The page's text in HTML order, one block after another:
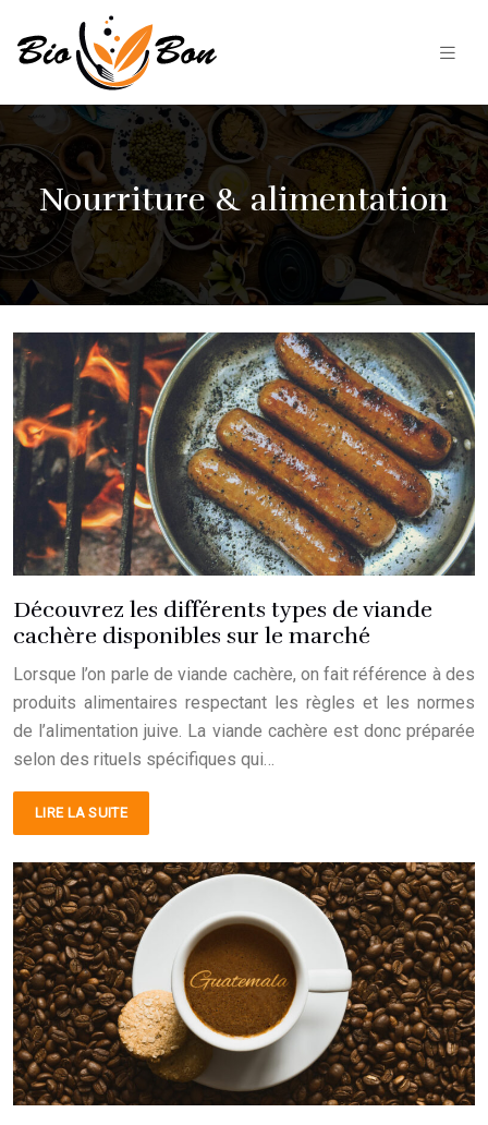
Nourriture & alimentation
Découvrez les différents types de viande
cachère disponibles sur le marché
Lorsque l’on parle de viande cachère, on fait référence à des
produits alimentaires respectant les règles et les normes
de l’alimentation juive. La viande cachère est donc préparée
selon des rituels spécifiques qui…
LIRE LA SUITE